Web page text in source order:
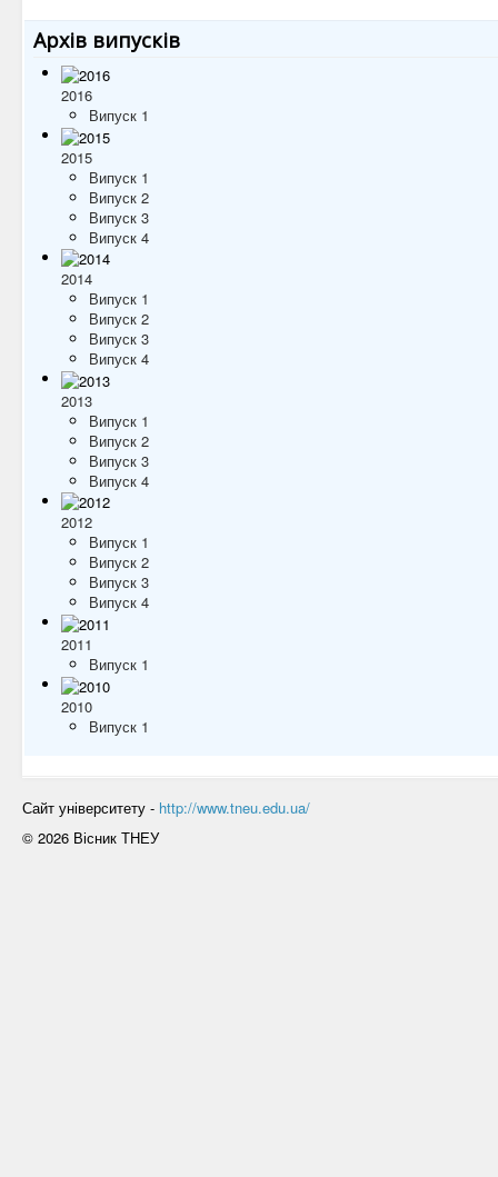
Архів випусків
2016
Випуск 1
2015
Випуск 1
Випуск 2
Випуск 3
Випуск 4
2014
Випуск 1
Випуск 2
Випуск 3
Випуск 4
2013
Випуск 1
Випуск 2
Випуск 3
Випуск 4
2012
Випуск 1
Випуск 2
Випуск 3
Випуск 4
2011
Випуск 1
2010
Випуск 1
Сайт університету - http://www.tneu.edu.ua/
© 2026 Вісник ТНЕУ